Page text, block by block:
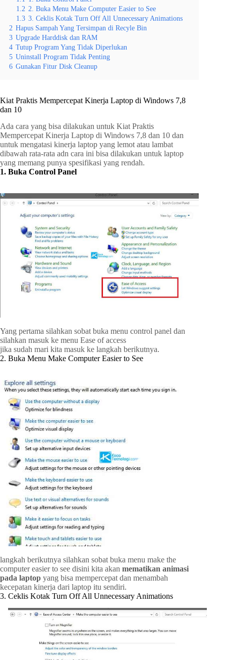
1.2 2. Buka Menu Make Computer Easier to See
1.3 3. Ceklis Kotak Turn Off All Unnecessary Animations
2 Hapus Sampah Yang Tersimpan di Recyle Bin
3 Upgrade Harddisk dan RAM
4 Tutup Program Yang Tidak Diperlukan
5 Uninstall Program Tidak Penting
6 Gunakan Fitur Disk Cleanup
Kiat Praktis Mempercepat Kinerja Laptop di Windows 7,8
dan 10
Ada cara yang bisa dilakukan untuk Kiat Praktis
Mempercepat Kinerja Laptop di Windows 7,8 dan 10 dan
untuk mengatasi kinerja laptop yang lemot atau lambat
dibawah rata-rata adn cara ini bisa dilakukan untuk laptop
yang memang punya spesifikasi yang rendah.
1. Buka Control Panel
Yang pertama silahkan sobat buka menu control panel dan
silahkan masuk ke menu Ease of access
jika sudah mari kita masuk ke langkah berikutnya.
2. Buka Menu Make Computer Easier to See
langkah berikutnya silahkan sobat buka menu make the
computer easier to see disini kita akan mematikan animasi
pada laptop yang bisa mempercepat dan menambah
kecepatan kinerja dari laptop itu sendiri.
3. Ceklis Kotak Turn Off All Unnecessary Animations